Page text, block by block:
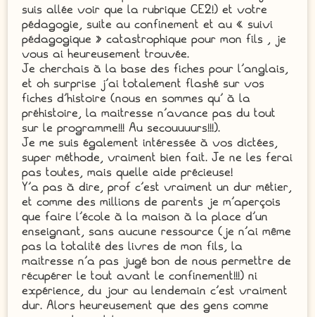
suis allée voir que la rubrique CE2!) et votre
pédagogie, suite au confinement et au « suivi
pédagogique » catastrophique pour mon fils , je
vous ai heureusement trouvée.
Je cherchais à la base des fiches pour l’anglais,
et oh surprise j’ai totalement flashé sur vos
fiches d’histoire (nous en sommes qu’ à la
préhistoire, la maitresse n’avance pas du tout
sur le programme!!! Au secouuuurs!!!).
Je me suis également intéressée à vos dictées,
super méthode, vraiment bien fait. Je ne les ferai
pas toutes, mais quelle aide précieuse!
Y’a pas à dire, prof c’est vraiment un dur métier,
et comme des millions de parents je m’aperçois
que faire l’école à la maison à la place d’un
enseignant, sans aucune ressource (je n’ai même
pas la totalité des livres de mon fils, la
maitresse n’a pas jugé bon de nous permettre de
récupérer le tout avant le confinement!!!) ni
expérience, du jour au lendemain c’est vraiment
dur. Alors heureusement que des gens comme